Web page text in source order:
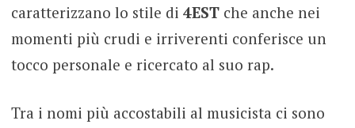
caratterizzano lo stile di 4EST che anche nei
momenti più crudi e irriverenti conferisce un
tocco personale e ricercato al suo rap.
Tra i nomi più accostabili al musicista ci sono